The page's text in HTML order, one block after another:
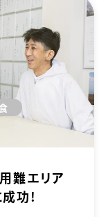
難エリア
功！